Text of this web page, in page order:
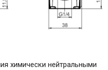
химически нейтральными